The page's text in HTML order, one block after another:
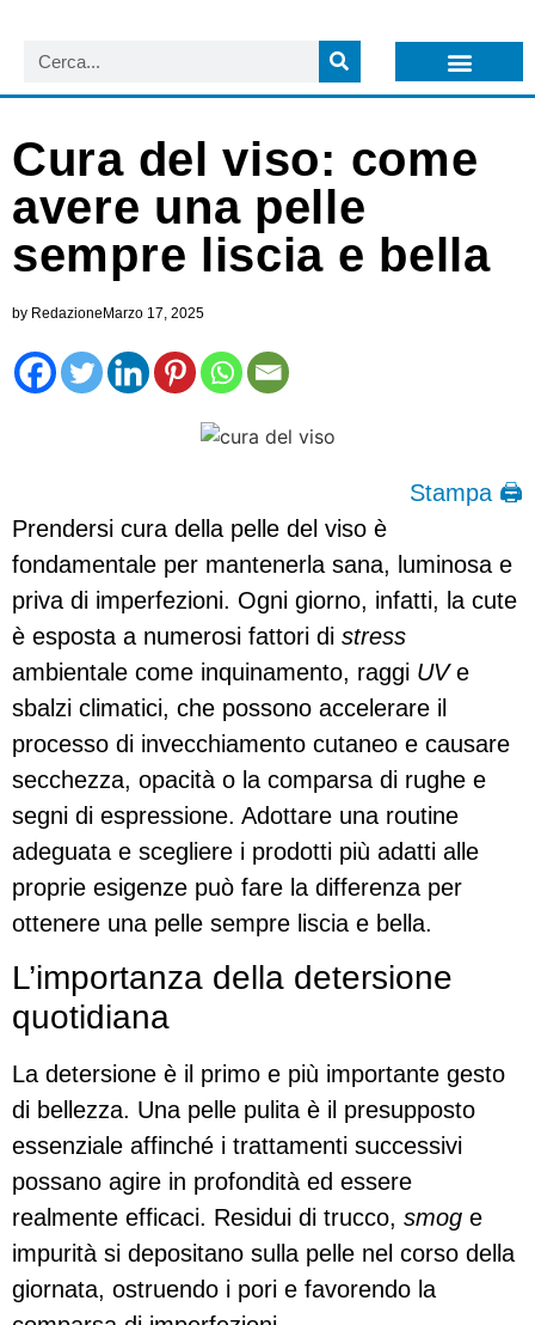
Cura del viso: come
avere una pelle
sempre liscia e bella
by Redazione Marzo 17, 2025
Stampa 🖨
Prendersi cura della pelle del viso è
fondamentale per mantenerla sana, luminosa e
priva di imperfezioni. Ogni giorno, infatti, la cute
è esposta a numerosi fattori di stress
ambientale come inquinamento, raggi UVe
sbalzi climatici, che possono accelerare il
processo di invecchiamento cutaneo e causare
secchezza, opacità o la comparsa di rughe e
segni di espressione. Adottare una routine
adeguata e scegliere i prodotti più adatti alle
proprie esigenze può fare la differenza per
ottenere una pelle sempre liscia e bella.
L’importanza della detersione
quotidiana
La detersione è il primo e più importante gesto
di bellezza. Una pelle pulita è il presupposto
essenziale affinché i trattamenti successivi
possano agire in profondità ed essere
realmente efficaci. Residui di trucco, smog e
impurità si depositano sulla pelle nel corso della
giornata, ostruendo i pori e favorendo la